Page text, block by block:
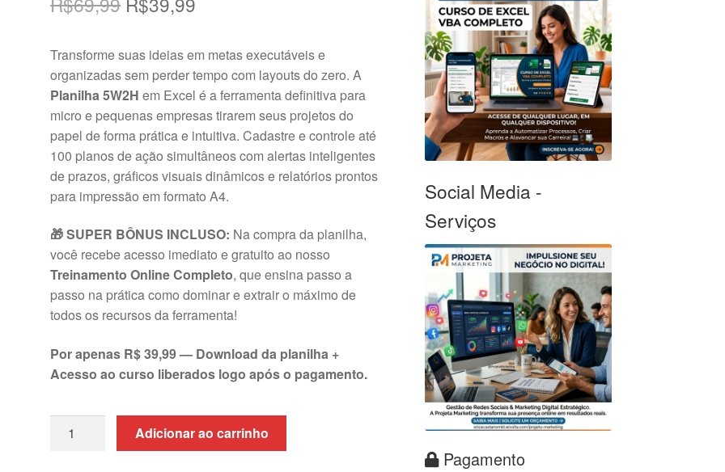
original
era:
R$69,99.
atual
é:
R$39,99.
Transforme suas ideias em metas executáveis e
organizadas sem perder tempo com layouts do zero. A
Planilha 5W2H em Excel é a ferramenta definitiva para
micro e pequenas empresas tirarem seus projetos do
papel de forma prática e intuitiva. Cadastre e controle até
100 planos de ação simultâneos com alertas inteligentes
de prazos, gráficos visuais dinâmicos e relatórios prontos
para impressão em formato A4.
🎁 SUPER BÔNUS INCLUSO: Na compra da planilha,
você recebe acesso imediato e gratuito ao nosso
Treinamento Online Completo, que ensina passo a
passo na prática como dominar e extrair o máximo de
todos os recursos da ferramenta!
Por apenas R$ 39,99 — Download da planilha +
Acesso ao curso liberados logo após o pagamento.
Planilha
Adicionar ao carrinho
Social Media -
Serviços
Pagamento